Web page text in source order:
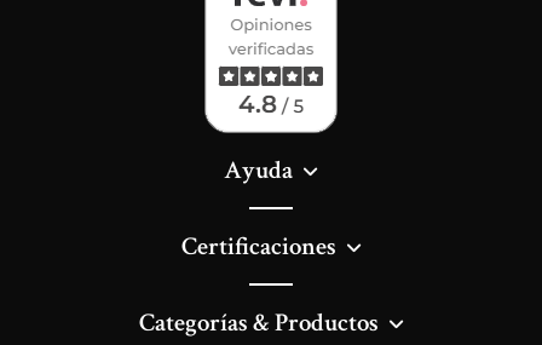
Ayuda
Certificaciones
Categorías & Productos